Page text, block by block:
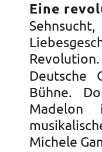
Eine
Revolution.
Deutsche
Bühne.
Madelon
Michele